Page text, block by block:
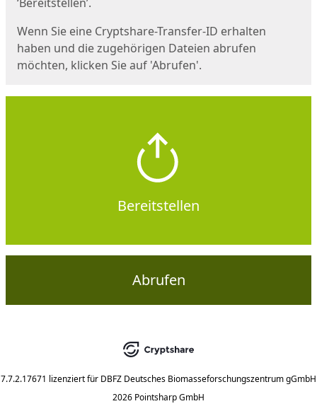
Wenn Sie eine Cryptshare-Transfer-ID erhalten
haben und die zugehörigen Dateien abrufen
möchten, klicken Sie auf 'Abrufen'.
Bereitstellen
Abrufen
7.7.2.17671 lizenziert für DBFZ Deutsches Biomasseforschungszentrum gGmbH
2026 Pointsharp GmbH